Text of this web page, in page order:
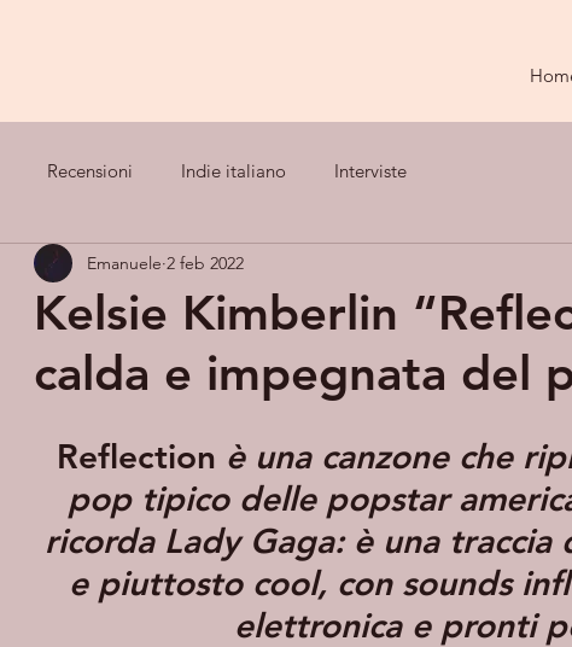
Recensioni Indie italiano Interviste
Kelsie Kimberlin
calda e impegnata del
Emanuele 2 feb 2022
Reflection è una canzone che
pop tipico delle popstar
ricorda Lady Gaga: è una traccia
e piuttosto cool, con sounds
elettronica e pronti